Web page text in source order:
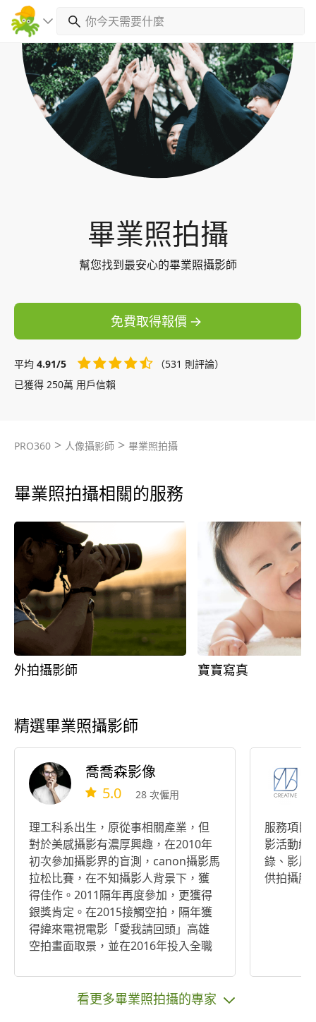
畢業照拍攝
幫您找到最安心的畢業照攝影師
免費取得報價
平均 4.91/5
（531 則評論）
已獲得 250萬 用戶信賴
PRO360 > 人像攝影師 > 畢業照拍攝
畢業照拍攝相關的服務
外拍攝影師 寶寶寫真
精選畢業照攝影師
喬喬森影像
5.0 28 次僱用
理工科系出生，原從事相關產業，但
對於美感攝影有濃厚興趣，在2010年
初次參加攝影界的盲測，canon攝影馬
拉松比賽，在不知攝影人背景下，獲
得佳作。2011隔年再度參加，更獲得
銀獎肯定。在2015接觸空拍，隔年獲
得緯來電視電影「愛我請回頭」高雄
空拍畫面取景，並在2016年投入全職
服務項目
影活動紀
錄、影片
供拍攝服
看更多畢業照拍攝的專家